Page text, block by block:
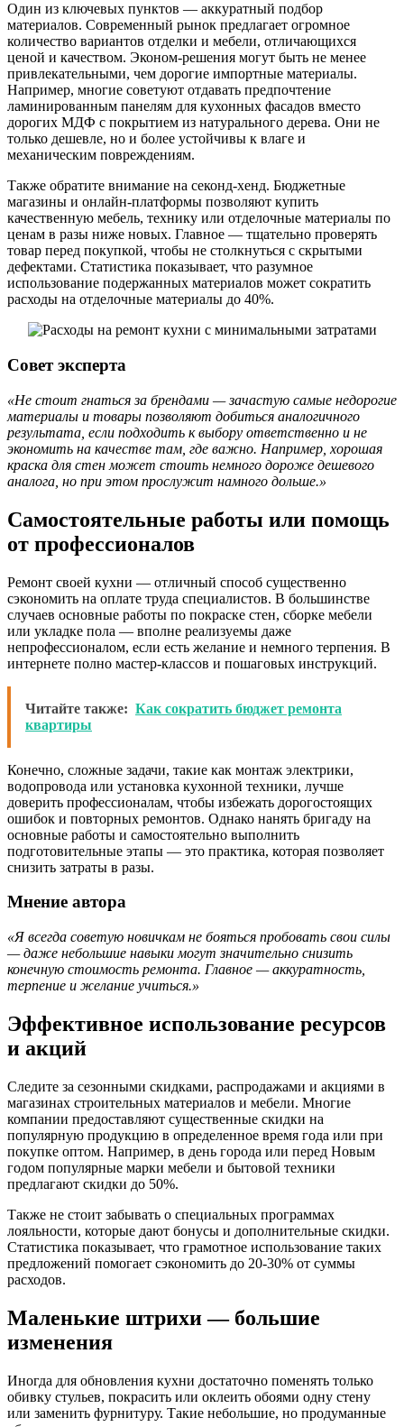
Один из ключевых пунктов — аккуратный подбор
материалов. Современный рынок предлагает огромное
количество вариантов отделки и мебели, отличающихся
ценой и качеством. Эконом-решения могут быть не менее
привлекательными, чем дорогие импортные материалы.
Например, многие советуют отдавать предпочтение
ламинированным панелям для кухонных фасадов вместо
дорогих МДФ с покрытием из натурального дерева. Они не
только дешевле, но и более устойчивы к влаге и
механическим повреждениям.
Также обратите внимание на секонд-хенд. Бюджетные
магазины и онлайн-платформы позволяют купить
качественную мебель, технику или отделочные материалы по
ценам в разы ниже новых. Главное — тщательно проверять
товар перед покупкой, чтобы не столкнуться с скрытыми
дефектами. Статистика показывает, что разумное
использование подержанных материалов может сократить
расходы на отделочные материалы до 40%.
Совет эксперта
«Не стоит гнаться за брендами — зачастую самые недорогие
материалы и товары позволяют добиться аналогичного
результата, если подходить к выбору ответственно и не
экономить на качестве там, где важно. Например, хорошая
краска для стен может стоить немного дороже дешевого
аналога, но при этом прослужит намного дольше.»
Самостоятельные работы или помощь
от профессионалов
Ремонт своей кухни — отличный способ существенно
сэкономить на оплате труда специалистов. В большинстве
случаев основные работы по покраске стен, сборке мебели
или укладке пола — вполне реализуемы даже
непрофессионалом, если есть желание и немного терпения. В
интернете полно мастер-классов и пошаговых инструкций.
Читайте также: Как сократить бюджет ремонта
квартиры
Конечно, сложные задачи, такие как монтаж электрики,
водопровода или установка кухонной техники, лучше
доверить профессионалам, чтобы избежать дорогостоящих
ошибок и повторных ремонтов. Однако нанять бригаду на
основные работы и самостоятельно выполнить
подготовительные этапы — это практика, которая позволяет
снизить затраты в разы.
Мнение автора
«Я всегда советую новичкам не бояться пробовать свои силы
— даже небольшие навыки могут значительно снизить
конечную стоимость ремонта. Главное — аккуратность,
терпение и желание учиться.»
Эффективное использование ресурсов
и акций
Следите за сезонными скидками, распродажами и акциями в
магазинах строительных материалов и мебели. Многие
компании предоставляют существенные скидки на
популярную продукцию в определенное время года или при
покупке оптом. Например, в день города или перед Новым
годом популярные марки мебели и бытовой техники
предлагают скидки до 50%.
Также не стоит забывать о специальных программах
лояльности, которые дают бонусы и дополнительные скидки.
Статистика показывает, что грамотное использование таких
предложений помогает сэкономить до 20-30% от суммы
расходов.
Маленькие штрихи — большие
изменения
Иногда для обновления кухни достаточно поменять только
обивку стульев, покрасить или оклеить обоями одну стену
или заменить фурнитуру. Такие небольшие, но продуманные